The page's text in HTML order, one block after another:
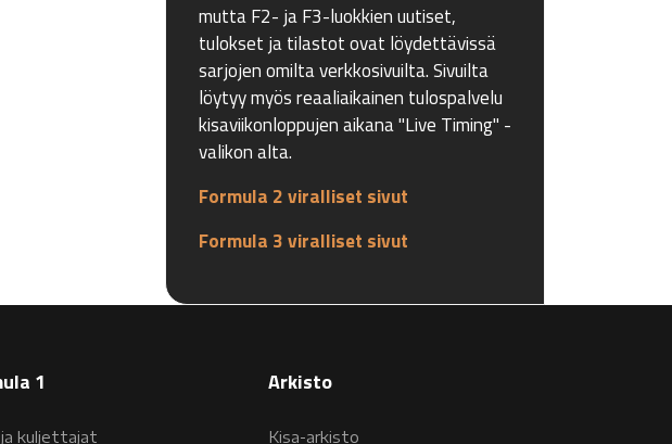
mutta F2- ja F3-luokkien uutiset,
tulokset ja tilastot ovat löydettävissä
sarjojen omilta verkkosivuilta. Sivuilta
löytyy myös reaaliaikainen tulospalvelu
kisaviikonloppujen aikana "Live Timing" -
valikon alta.
Formula 2 viralliset sivut
Formula 3 viralliset sivut
1
kuljettajat
Arkisto
Kisa-arkisto